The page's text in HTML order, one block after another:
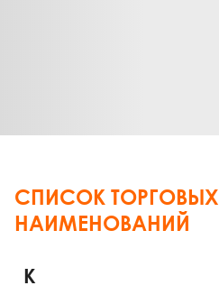
СПИСОК ТОРГОВЫХ
НАИМЕНОВАНИЙ
К